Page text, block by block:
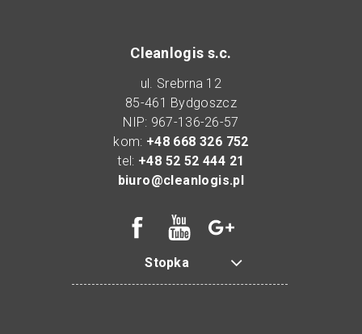
Cleanlogis s.c.
ul. Srebrna 12
85-461 Bydgoszcz
NIP: 967-136-26-57
kom: +48 668 326 752
tel: +48 52 52 444 21
biuro@cleanlogis.pl
Stopka